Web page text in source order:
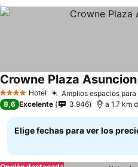
4 EstrellasHotel Amplios espacios
Crowne Plaza
8,6 Excelente 3.946 a 1.7 km
Elige fechas para ver los